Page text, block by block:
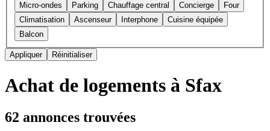
Micro-ondes
Parking Chauffage central Concierge
Four
Climatisation
Ascenseur Interphone
Cuisine équipée
Balcon
Appliquer Réinitialiser
Achat de logements à Sfax
62 annonces trouvées